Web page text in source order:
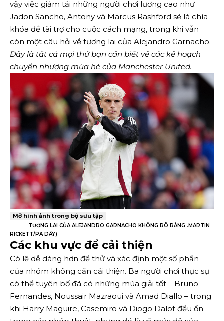
vậy việc giảm tải những người chơi lương cao như
Jadon Sancho, Antony và Marcus Rashford sẽ là chìa
khóa để tài trợ cho cuộc cách mạng, trong khi vẫn
còn một câu hỏi về tương lai của Alejandro Garnacho.
Đây là tất cả mọi thứ bạn cần biết về các kế hoạch
chuyển nhượng mùa hè của Manchester United.
Mở hình ảnh trong bộ sưu tập
TƯƠNG LAI CỦA ALEJANDRO GARNACHO KHÔNG RÕ RÀNG .MARTIN
RICKETT/PA DÂY)
Các khu vực để cải thiện
Có lẽ dễ dàng hơn để thử và xác định một số phần
của nhóm không cần cải thiện. Ba người chơi thực sự
có thể tuyên bố đã có những mùa giải tốt – Bruno
Fernandes, Noussair Mazraoui và Amad Diallo – trong
khi Harry Maguire, Casemiro và Diogo Dalot đều ổn